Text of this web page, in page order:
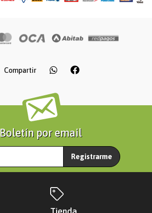
Compartir
Boletín por email
Registrarme